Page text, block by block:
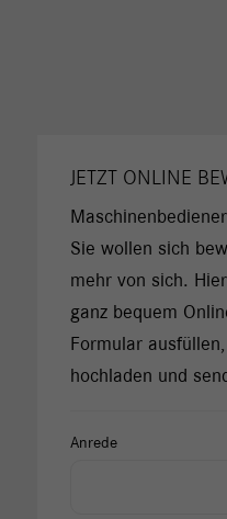
JETZT ONLINE
Sie wollen sich
mehr von sich.
ganz bequem
Formular
hochladen und
Anrede